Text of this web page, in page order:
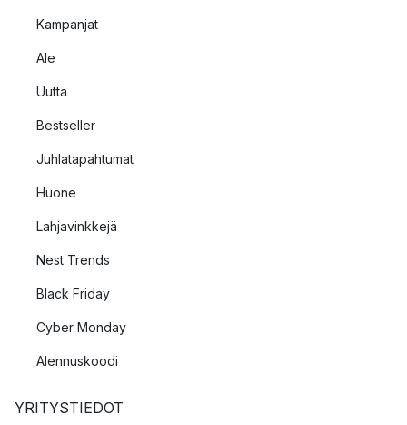
Kampanjat
Ale
Uutta
Bestseller
Juhlatapahtumat
Huone
Lahjavinkkejä
Nest Trends
Black Friday
Cyber Monday
Alennuskoodi
YRITYSTIEDOT